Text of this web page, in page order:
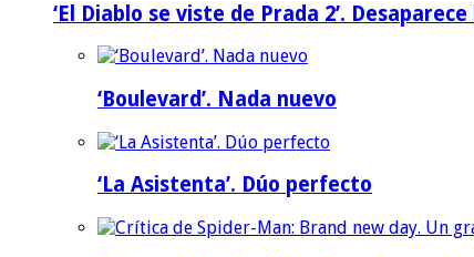
‘El Diablo se viste de Prada 2’.
‘Boulevard’. Nada nuevo
‘La Asistenta’. Dúo perfecto